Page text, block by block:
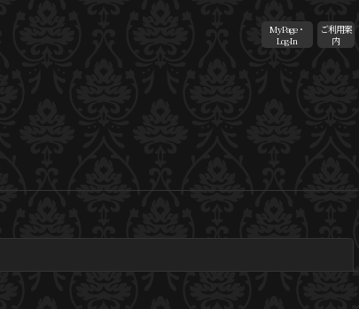
MyPage・
Log-In
ご利用案
内